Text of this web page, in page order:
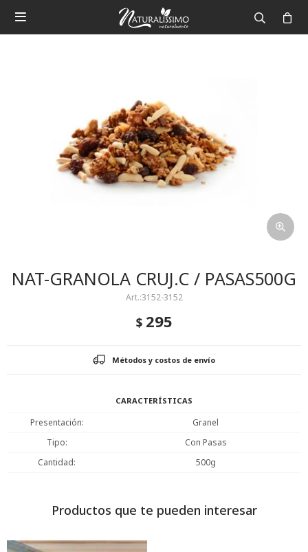

NAT-GRANOLA CRUJ.C / PASAS500G
3152-3152
$ 295
Métodos y costos de envío
CARACTERÍSTICAS
Presentación
Granel
Tipo
Con Pasas
Cantidad
500g
Productos que te pueden interesar